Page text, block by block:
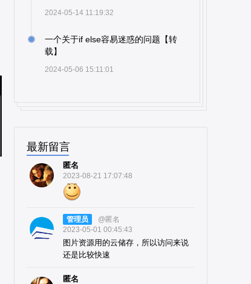
2024-05-14 11:19:32
一个关于if else容易迷惑的问题【转
载】
2024-05-06 15:11:01
最新留言
匿名
2023-08-21 17:07:48
管理员
@匿名
2023-05-01 00:45:43
图片资源用的云储存，所以访问来说
还是比较快速
匿名